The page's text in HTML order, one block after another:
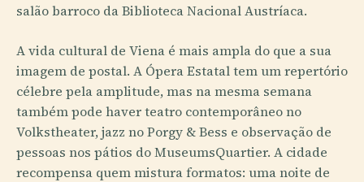
salão barroco da Biblioteca Nacional Austríaca.
A vida cultural de Viena é mais ampla do que a sua
imagem de postal. A Ópera Estatal tem um repertório
célebre pela amplitude, mas na mesma semana
também pode haver teatro contemporâneo no
Volkstheater, jazz no Porgy & Bess e observação de
pessoas nos pátios do MuseumsQuartier. A cidade
recompensa quem mistura formatos: uma noite de